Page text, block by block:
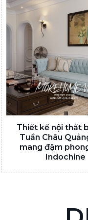
Thiết kế nội thất
Tuần Châu
mang đậm
Indochine